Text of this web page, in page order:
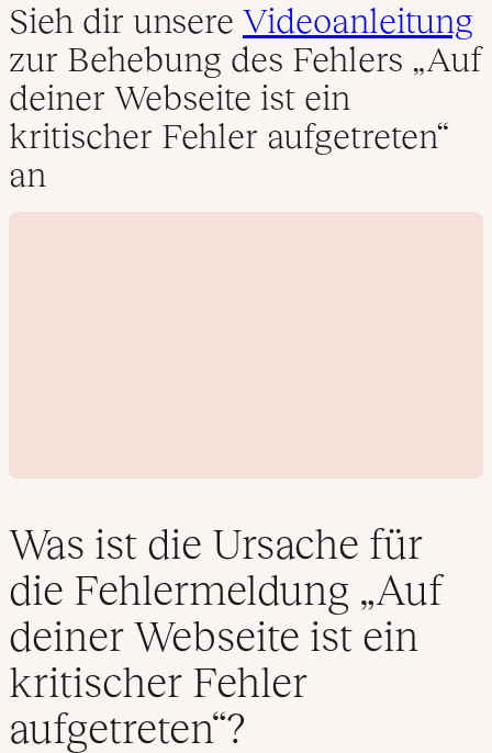
Sieh dir unsere Videoanleitung
zur Behebung des Fehlers „Auf
deiner Webseite ist ein
kritischer Fehler aufgetreten“
an
i
d
e
o
a
b
s
Was ist die Ursache für
die Fehlermeldung „Auf
deiner Webseite ist ein
kritischer Fehler
aufgetreten“?